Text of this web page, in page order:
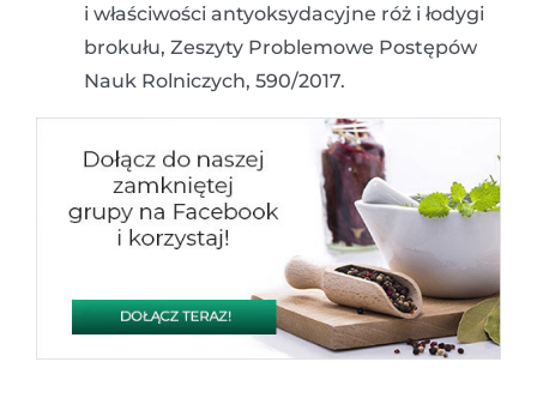
i właściwości antyoksydacyjne róż i łodygi
brokułu, Zeszyty Problemowe Postępów
Nauk Rolniczych, 590/2017.